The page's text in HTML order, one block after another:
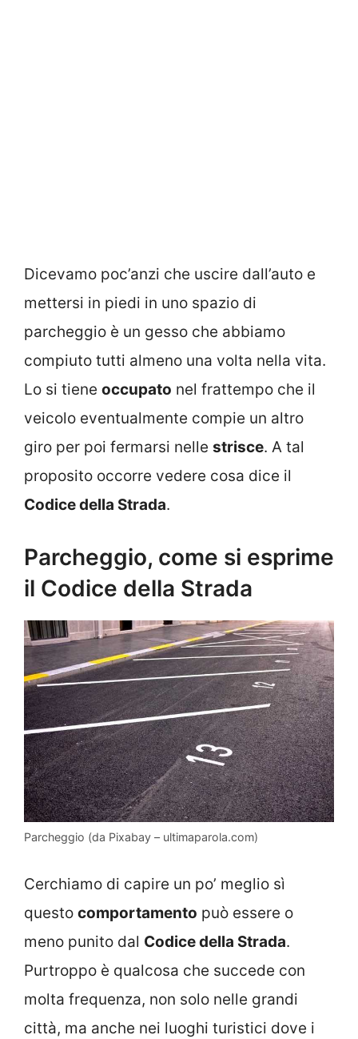
Dicevamo poc’anzi che uscire dall’auto e
mettersi in piedi in uno spazio di
parcheggio è un gesso che abbiamo
compiuto tutti almeno una volta nella vita.
Lo si tiene occupato nel frattempo che il
veicolo eventualmente compie un altro
giro per poi fermarsi nelle strisce. A tal
proposito occorre vedere cosa dice il
Codice della Strada.
Parcheggio, come si esprime
il Codice della Strada
Parcheggio (da Pixabay – ultimaparola.com)
Cerchiamo di capire un po’ meglio sì
questo comportamento può essere o
meno punito dal Codice della Strada.
Purtroppo è qualcosa che succede con
molta frequenza, non solo nelle grandi
città, ma anche nei luoghi turistici dove i